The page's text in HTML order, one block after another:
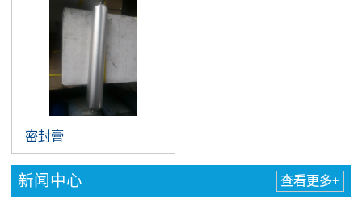
密封膏
新闻中心 查看更多+